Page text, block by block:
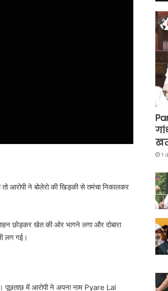
आरोपी ने बोलेरो की खिड़की से तमंचा निकालकर
छोड़कर खेत की ओर भागने लगा और दोबारा
लग गई।
पूछताछ में आरोपी ने अपना नाम Pyare Lal
1